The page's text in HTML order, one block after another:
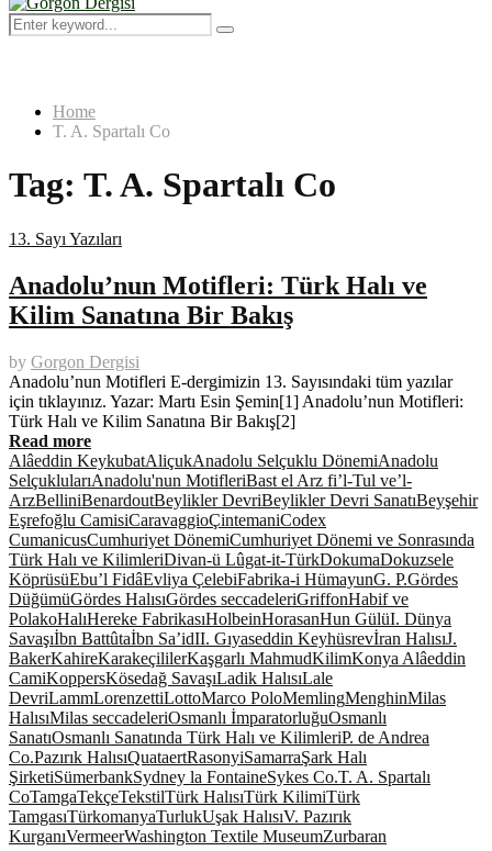
Menu
Search
for:
Search
Home
T. A. Spartalı Co
Tag: T. A. Spartalı Co
13. Sayı Yazıları
Anadolu’nun Motifleri: Türk Halı ve
Kilim Sanatına Bir Bakış
by Gorgon Dergisi
Anadolu’nun Motifleri E-dergimizin 13. Sayısındaki tüm yazılar
için tıklayınız. Yazar: Martı Esin Şemin[1] Anadolu’nun Motifleri:
Türk Halı ve Kilim Sanatına Bir Bakış[2]
Read more
Alâeddin KeykubatAliçukAnadolu Selçuklu DönemiAnadolu
SelçuklularıAnadolu'nun MotifleriBast el Arz fi’l-Tul ve’l-
ArzBelliniBenardoutBeylikler DevriBeylikler Devri SanatıBeyşehir
Eşrefoğlu CamisiCaravaggioÇintemaniCodex
CumanicusCumhuriyet DönemiCumhuriyet Dönemi ve Sonrasında
Türk Halı ve KilimleriDivan-ü Lûgat-it-TürkDokumaDokuzsele
KöprüsüEbu’l FidâEvliya ÇelebiFabrika-i HümayunG. P.Gördes
DüğümüGördes HalısıGördes seccadeleriGriffonHabif ve
PolakoHalıHereke FabrikasıHolbeinHorasanHun GülüI. Dünya
Savaşıİbn Battûtaİbn Sa’idII. Gıyaseddin Keyhüsrevİran HalısıJ.
BakerKahireKarakeçililerKaşgarlı MahmudKilimKonya Alâeddin
CamiKoppersKösedağ SavaşıLadik HalısıLale
DevriLammLorenzettiLottoMarco PoloMemlingMenghinMilas
HalısıMilas seccadeleriOsmanlı İmparatorluğuOsmanlı
SanatıOsmanlı Sanatında Türk Halı ve KilimleriP. de Andrea
Co.Pazırık HalısıQuataertRasonyiSamarraŞark Halı
ŞirketiSümerbankSydney la FontaineSykes Co.T. A. Spartalı
CoTamgaTekçeTekstilTürk HalısıTürk KilimiTürk
TamgasıTürkomanyaTurlukUşak HalısıV. Pazırık
KurganıVermeerWashington Textile MuseumZurbaran